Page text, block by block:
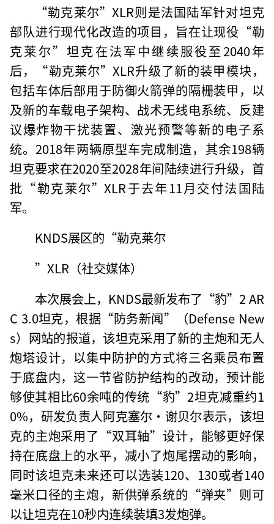
“勒克莱尔”XLR则是法国陆军针对坦克
部队进行现代化改造的项目，旨在让现役“勒
克莱尔”坦克在法军中继续服役至2040年
后，“勒克莱尔”XLR升级了新的装甲模块，
包括车体后部用于防御火箭弹的隔栅装甲，以
及新的车载电子架构、战术无线电系统、反建
议爆炸物干扰装置、激光预警等新的电子系
统。2018年两辆原型车完成制造，其余198辆
坦克要求在2020至2028年间陆续进行升级，首
批“勒克莱尔”XLR于去年11月交付法国陆
军。
KNDS展区的“勒克莱尔
”XLR（社交媒体）
本次展会上，KNDS最新发布了“豹”2 AR
C 3.0坦克，根据“防务新闻”（Defense New
s）网站的报道，该坦克采用了新的主炮和无人
炮塔设计，以集中防护的方式将三名乘员布置
于底盘内，这一节省防护结构的改动，预计能
够使其相比60余吨的传统“豹”2坦克减重约1
0%，研发负责人阿克塞尔·谢贝尔表示，该坦
克的主炮采用了“双耳轴”设计，能够更好保
持在底盘上的水平，减小了炮尾摆动的影响，
同时该坦克未来还可以选装120、130或者140
毫米口径的主炮，新供弹系统的“弹夹”则可
以让坦克在10秒内连续装填3发炮弹。